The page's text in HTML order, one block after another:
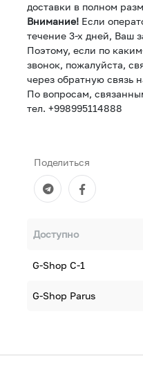
доставки в полном
Внимание! Если
течение 3-х дней, Ваш
Поэтому, если по
звонок, пожалуйста,
через обратную связь
По вопросам,
тел. +998995114888
Поделиться
Доступно
G-Shop С-1
G-Shop Parus